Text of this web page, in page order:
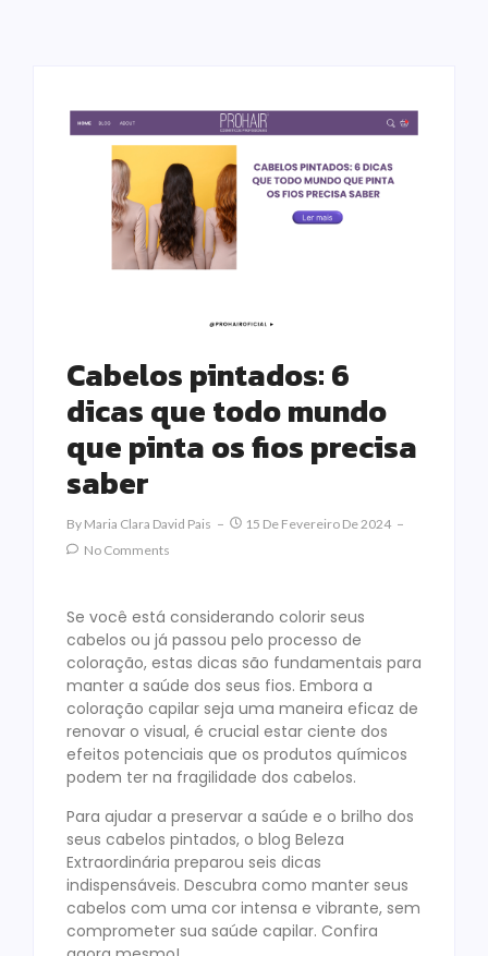
Cabelos pintados: 6
dicas que todo mundo
que pinta os fios precisa
saber
By Maria Clara David Pais
15 De Fevereiro De 2024
No Comments
Se você está considerando colorir seus
cabelos ou já passou pelo processo de
coloração, estas dicas são fundamentais para
manter a saúde dos seus fios. Embora a
coloração capilar seja uma maneira eficaz de
renovar o visual, é crucial estar ciente dos
efeitos potenciais que os produtos químicos
podem ter na fragilidade dos cabelos.
Para ajudar a preservar a saúde e o brilho dos
seus cabelos pintados, o blog Beleza
Extraordinária preparou seis dicas
indispensáveis. Descubra como manter seus
cabelos com uma cor intensa e vibrante, sem
comprometer sua saúde capilar. Confira